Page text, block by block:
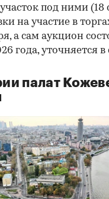
под ними (18
на участие в
а сам аукцион
года, уточняется
00:00 / 00:00
палат